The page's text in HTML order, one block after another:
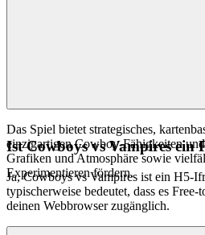
Das Spiel bietet strategisches,
einzigartigen Cowboy-Fähigkeiten
Grafiken und Atmosphäre sowie
Experimentieren fördern.
Ist Cowboys vs Vampires ein
Ja, Cowboys vs Vampires ist ein H5-
typischerweise bedeutet, dass es
deinen Webbrowser zugänglich.